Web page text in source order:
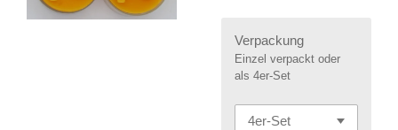
Verpackung
Einzel verpackt oder
als 4er-Set